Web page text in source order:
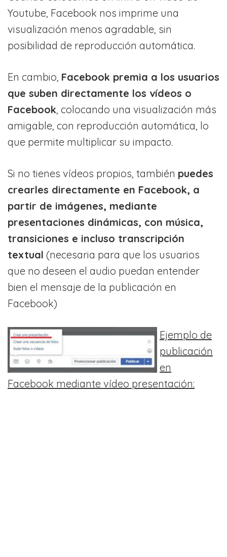
Youtube, Facebook nos imprime una
visualización menos agradable, sin
posibilidad de reproducción automática.
En cambio, Facebook premia a los usuarios
que suben directamente los vídeos o
Facebook , colocando una visualización más
amigable, con reproducción automática, lo
que permite multiplicar su impacto.
Si no tienes vídeos propios, también puedes
crearles directamente en Facebook, a
partir de imágenes, mediante
presentaciones dinámicas, con música,
transiciones e incluso transcripción
textual (necesaria para que los usuarios
que no deseen el audio puedan entender
bien el mensaje de la publicación en
Facebook)
Ejemplo de
publicación
en
Facebook mediante vídeo presentación: